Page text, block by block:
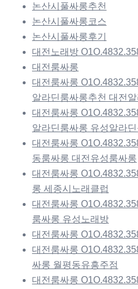
논산시풀싸롱추천
논산시풀싸롱코스
논산시풀싸롱후기
대전노래방
대전룸싸롱
대전룸싸롱
알라딘룸싸롱추천 대전
대전룸싸롱
알라딘룸싸롱 유성알라
대전룸싸롱
동룸싸롱 대전유성룸싸롱
대전룸싸롱
롱 세종시노래클럽
대전룸싸롱
룸싸롱 유성노래방
대전룸싸롱
대전룸싸롱
싸롱 월평동유흥주점
대전룸싸롱